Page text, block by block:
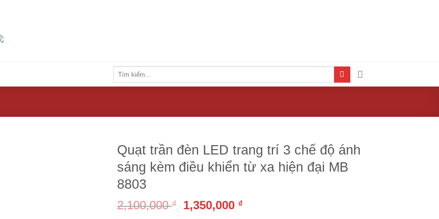
Quạt trần đèn LED trang trí 3 chế độ ánh
sáng kèm điều khiển từ xa hiện đại MB
8803
2,100,000₫ 1,350,000 ₫